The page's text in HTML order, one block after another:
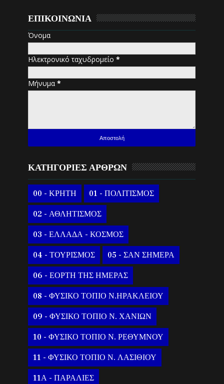
ΕΠΙΚΟΙΝΩΝΙΑ
Όνομα
Ηλεκτρονικό ταχυδρομείο*
Μήνυμα*
ΚΑΤΗΓΟΡΙΕΣ ΑΡΘΡΩΝ
00 - ΚΡΗΤΗ 01 - ΠΟΛΙΤΙΣΜΟΣ
02 - ΑΘΛΗΤΙΣΜΟΣ
03 - ΕΛΛΑΔΑ - ΚΟΣΜΟΣ
04 - ΤΟΥΡΙΣΜΟΣ 05 - ΣΑΝ ΣΗΜΕΡΑ
06 - ΕΟΡΤΗ ΤΗΣ ΗΜΕΡΑΣ
08 - ΦΥΣΙΚΟ ΤΟΠΙΟ Ν.ΗΡΑΚΛΕΙΟΥ
09 - ΦΥΣΙΚΟ ΤΟΠΙΟ Ν. ΧΑΝΙΩΝ
10 - ΦΥΣΙΚΟ ΤΟΠΙΟ Ν. ΡΕΘΥΜΝΟΥ
11 - ΦΥΣΙΚΟ ΤΟΠΙΟ Ν. ΛΑΣΙΘΙΟΥ
11Α - ΠΑΡΑΛΙΕΣ